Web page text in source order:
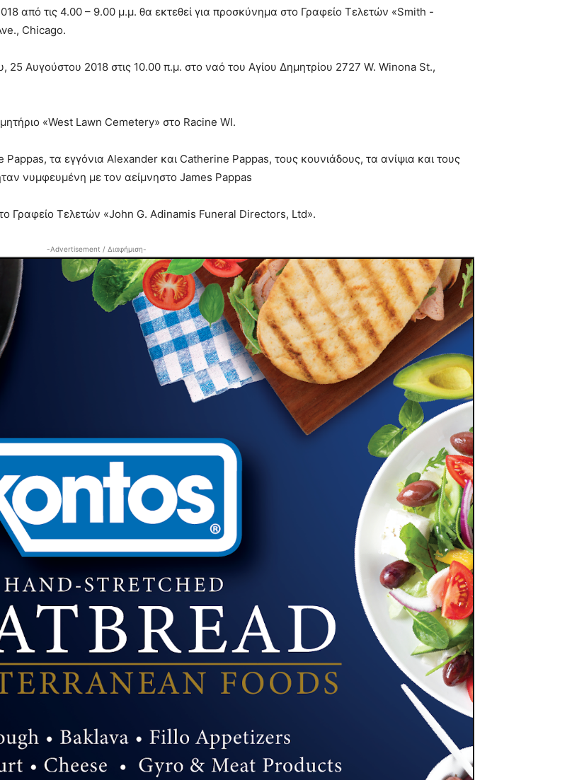
από τις 4.00 – 9.00 μ.μ. θα εκτεθεί για προσκύνημα στο Γραφείο Τελετών «Smith -
Chicago.
Αυγούστου 2018 στις 10.00 π.μ. στο ναό του Αγίου Δημητρίου 2727 W. Winona St.,
«West Lawn Cemetery» στο Racine WI.
τα εγγόνια Alexander και Catherine Pappas, τους κουνιάδους, τα ανίψια και τους
νυμφευμένη με τον αείμνηστο James Pappas
Γραφείο Τελετών «John G. Adinamis Funeral Directors, Ltd».
-Advertisement / Διαφήμιση-